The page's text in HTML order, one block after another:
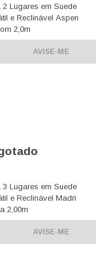
2 Lugares em Suede
e Reclinável Aspen
2,0m
AVISE-ME
3 Lugares em Suede
e Reclinável Madri
2,00m
AVISE-ME